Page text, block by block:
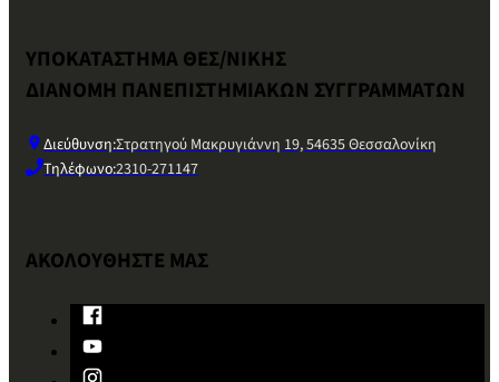
ΥΠΟΚΑΤΑΣΤΗΜΑ ΘΕΣ/ΝΙΚΗΣ
ΔΙΑΝΟΜΗ ΠΑΝΕΠΙΣΤΗΜΙΑΚΩΝ ΣΥΓΓΡΑΜΜΑΤΩΝ
Διεύθυνση:Στρατηγού Μακρυγιάννη 19, 54635 Θεσσαλονίκη
Τηλέφωνο:2310-271147
ΑΚΟΛΟΥΘΗΣΤΕ ΜΑΣ